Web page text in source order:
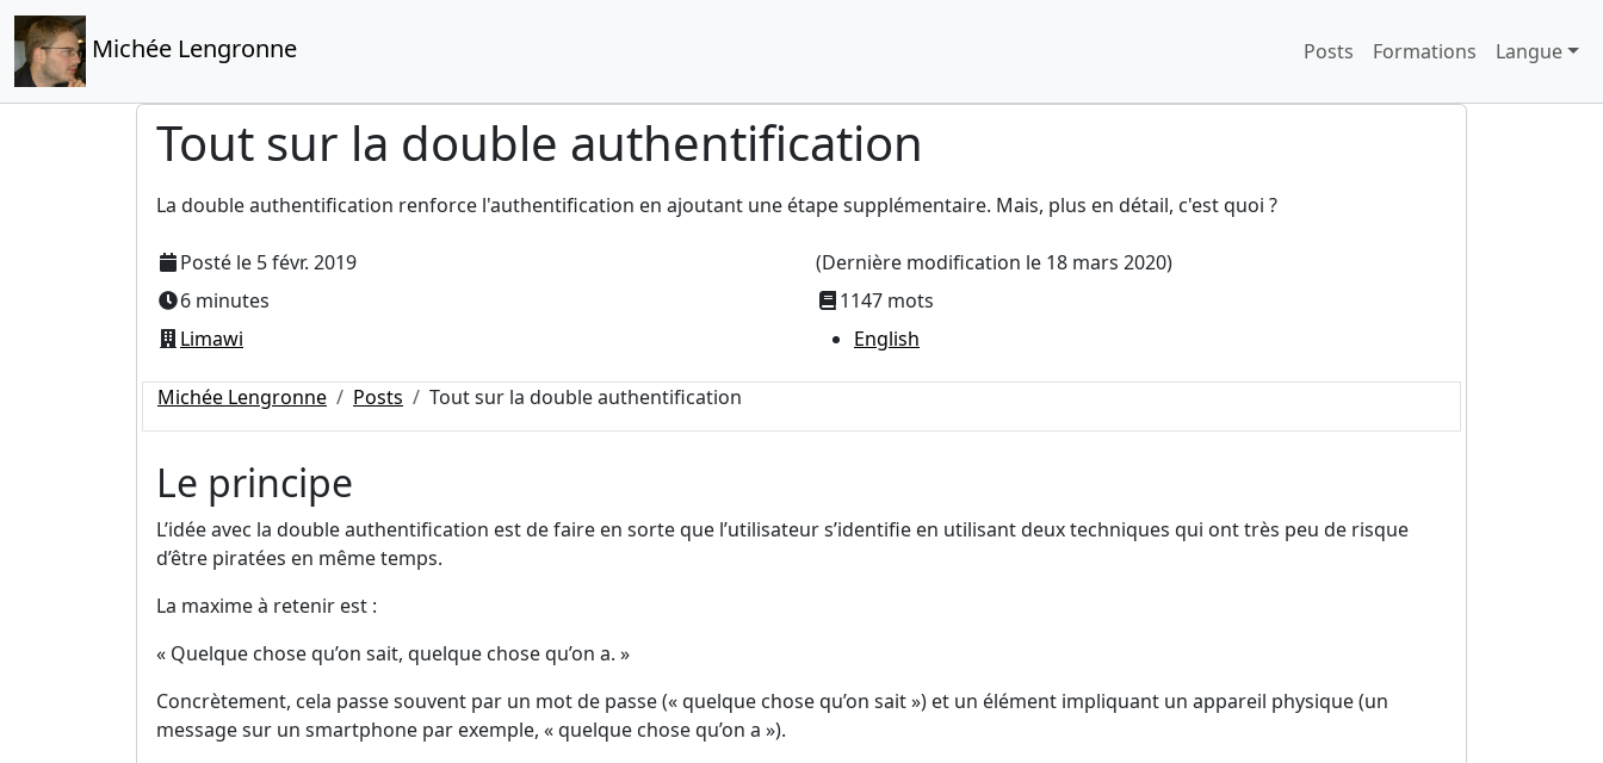
Michée Lengronne Posts Formations Langue
Tout sur la double authentification
La double authentification renforce l'authentification en ajoutant une étape supplémentaire. Mais, plus en détail, c'est quoi ?
Posté le 5 févr. 2019 (Dernière modification le 18 mars 2020)
6 minutes
1147 mots
Limawi
English
Michée Lengronne Posts Tout sur la double authentification
Le principe
L’idée avec la double authentification est de faire en sorte que l’utilisateur s’identifie en utilisant deux techniques qui ont très peu de risque
d’être piratées en même temps.
La maxime à retenir est :
« Quelque chose qu’on sait, quelque chose qu’on a. »
Concrètement, cela passe souvent par un mot de passe (« quelque chose qu’on sait ») et un élément impliquant un appareil physique (un
message sur un smartphone par exemple, « quelque chose qu’on a »).